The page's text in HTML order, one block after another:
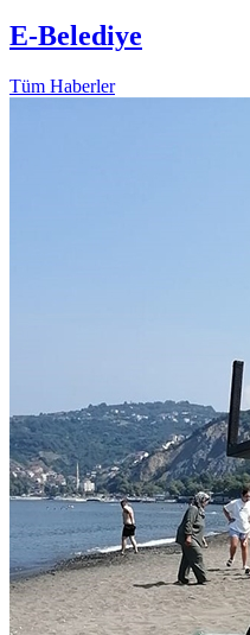
E-Belediye
Tüm Haberler